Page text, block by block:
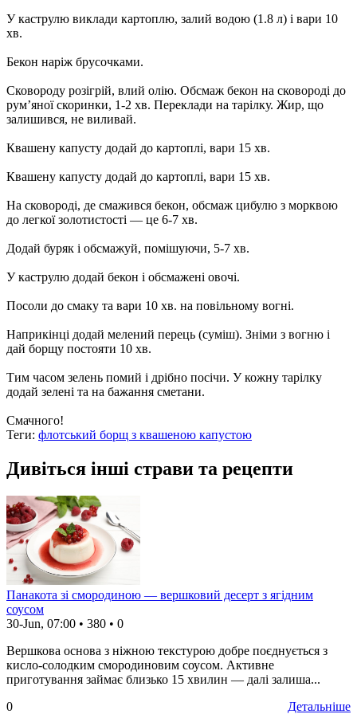
У каструлю виклади картоплю, залий водою (1.8 л) і вари 10
хв.
Бекон наріж брусочками.
Сковороду розігрій, влий олію. Обсмаж бекон на сковороді до
рум’яної скоринки, 1-2 хв. Переклади на тарілку. Жир, що
залишився, не виливай.
Квашену капусту додай до картоплі, вари 15 хв.
Квашену капусту додай до картоплі, вари 15 хв.
На сковороді, де смажився бекон, обсмаж цибулю з морквою
до легкої золотистості — це 6-7 хв.
Додай буряк і обсмажуй, помішуючи, 5-7 хв.
У каструлю додай бекон і обсмажені овочі.
Посоли до смаку та вари 10 хв. на повільному вогні.
Наприкінці додай мелений перець (суміш). Зніми з вогню і
дай борщу постояти 10 хв.
Тим часом зелень помий і дрібно посічи. У кожну тарілку
додай зелені та на бажання сметани.
Смачного!
Теги: флотський борщ з квашеною капустою
Дивіться інші страви та рецепти
Панакота зі смородиною — вершковий десерт з ягідним
соусом
30-Jun, 07:00 • 380 • 0
Вершкова основа з ніжною текстурою добре поєднується з
кисло-солодким смородиновим соусом. Активне
приготування займає близько 15 хвилин — далі залиша...
Детальніше
0